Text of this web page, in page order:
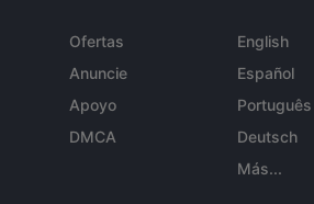
Ofertas
Anuncie
Apoyo
DMCA
English
Español
Português
Deutsch
Más...